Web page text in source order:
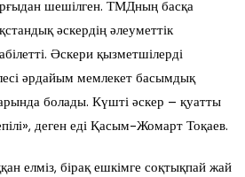
шешілген. ТМДның басқа
әскердің әлеуметтік
Әскери қызметшілерді
әрдайым мемлекет басымдық
болады. Күшті әскер – қуатты
деген еді Қасым-Жомарт Тоқаев.
елміз, бірақ ешкімге соқтықпай жай